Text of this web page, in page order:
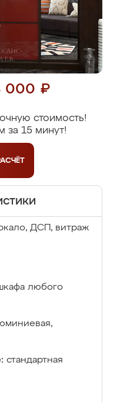
000 ₽
стоимость!
за 15 минут!
ДСП, витраж
любого
стандартная